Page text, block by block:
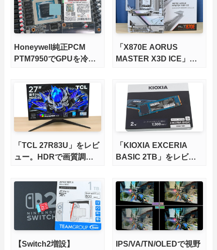
Honeywell純正PCM
PTM7950でGPUを冷や
「X870E AORUS
MASTER X3D ICE」を
さらに高速にする完全版
X870Eマザーボードを徹
底検証
「TCL 27R83U」をレビ
ュー。HDRで画質調整
輝度も発揮！
「KIOXIA EXCERIA
BASIC 2TB」をレビュ
力、高性能、高コスパを
実現！
【Switch2増設】
IPS/VA/TN/OLEDで視野